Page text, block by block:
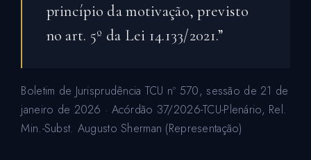
princípio da motivação, previsto
no art. 5º da Lei 14.133/2021.”
Boletim de Jurisprudência TCU nº 570, sessão de 21 de
janeiro de 2026 · Acórdão 37/2026-TCU-Plenário, Rel.
Min.-Subst. Augusto Sherman (Representação)